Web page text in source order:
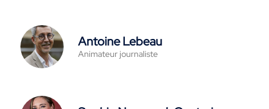
Antoine Lebeau
Animateur journaliste